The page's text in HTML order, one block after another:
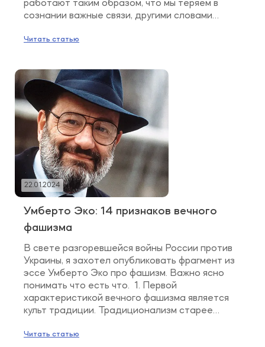
работают таким образом, что мы теряем в
сознании важные связи, другими словами
психологические феномены. Потому что они
Психотерапия способствует формированию
новых связей в […]
Читать статью
22.01.2024
Умберто Эко: 14 признаков вечного
фашизма
В свете разгоревшейся войны России против
Украины, я захотел опубликовать фрагмент из
эссе Умберто Эко про фашизм. Важно ясно
понимать что есть что. 1. Первой
характеристикой вечного фашизма является
культ традиции. Традиционализм старее
контрреволюционной католической мысли
Читать статью